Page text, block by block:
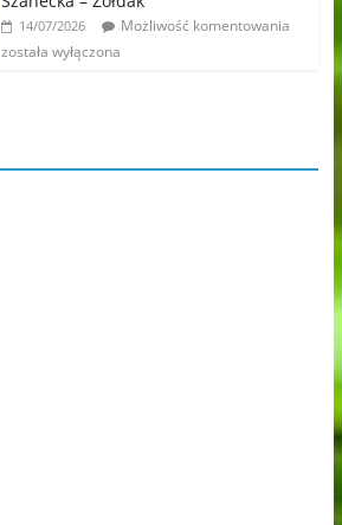
14/07/2026
Możliwość komentowania
została wyłączona